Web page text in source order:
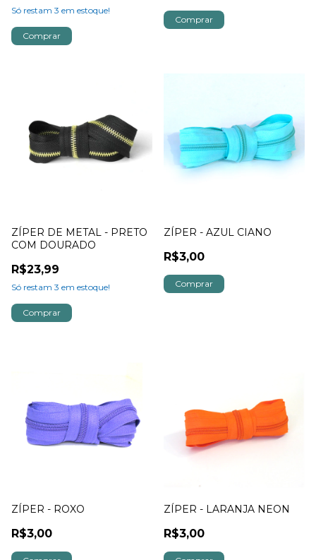
Só restam 3 em estoque!
ZÍPER DE METAL - PRETO
COM DOURADO
R$23,99
Só restam 3 em estoque!
ZÍPER - AZUL CIANO
R$3,00
ZÍPER - ROXO
R$3,00
ZÍPER - LARANJA NEON
R$3,00